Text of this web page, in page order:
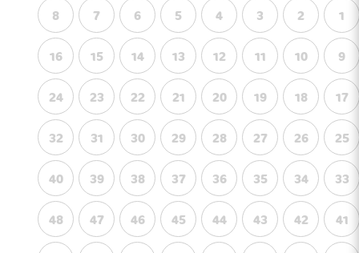
1
2
3
4
5
6
7
8
9
10
11
12
13
14
15
16
17
18
19
20
21
22
23
24
25
26
27
28
29
30
31
32
33
34
35
36
37
38
39
40
41
42
43
44
45
46
47
48